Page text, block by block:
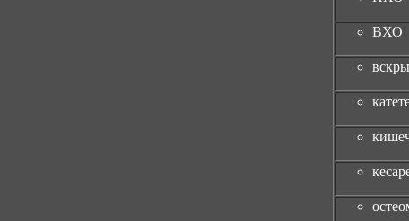
ВХО